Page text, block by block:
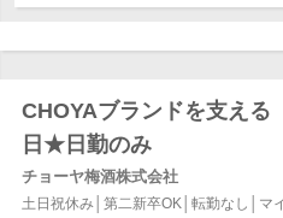
CHOYAブランドを支え
日★日勤のみ
チョーヤ梅酒株式会社
土日祝休み│第二新卒OK│転勤なし│マ